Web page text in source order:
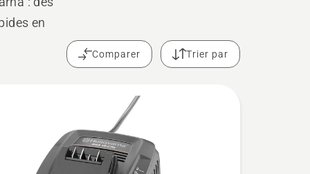
en
Comparer Trier par